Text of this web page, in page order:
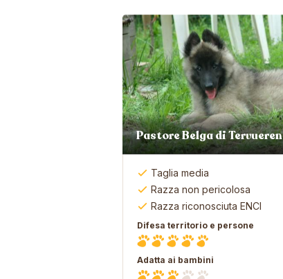
Pastore Belga di Tervueren
Taglia media
Razza non pericolosa
Razza riconosciuta ENCI
Difesa territorio e persone
Adatta ai bambini